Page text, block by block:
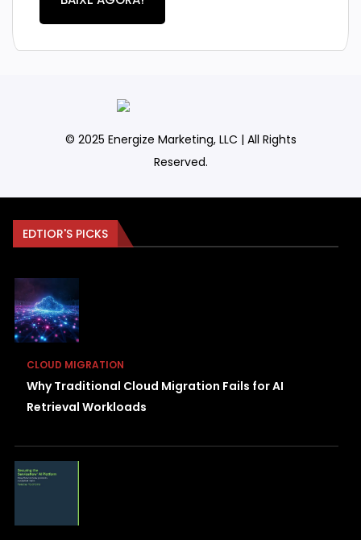
© 2025 Energize Marketing, LLC | All Rights
Reserved.
EDTIOR'S PICKS
CLOUD MIGRATION
Why Traditional Cloud Migration Fails for AI
Retrieval Workloads